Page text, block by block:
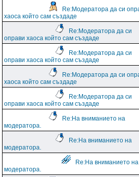
Re:Модератора да си
хаоса който сам създаде
Re:Модератора да си
оправи хаоса който сам създаде
Re:Модератора да си
оправи хаоса който сам създаде
Re:Модератора да си
хаоса който сам създаде
Re:Модератора да си
оправи хаоса който сам създаде
Re:На вниманието на
модератора.
Re:На вниманието на
модератора.
Re:На вниманието на
модератора.